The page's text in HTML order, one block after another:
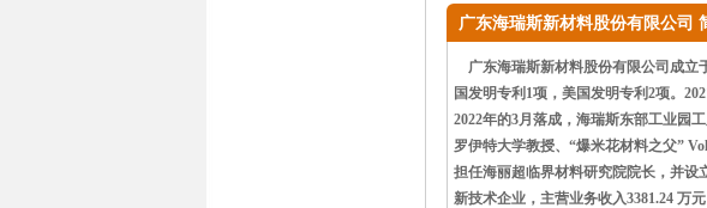
广东海瑞斯新材料股份有限公司
广东海瑞斯新材料股份有限公司成立
国发明专利1项，美国发明专利2项。
2022年的3月落成，海瑞斯东部工业园
罗伊特大学教授、“爆米花材料之父”
担任海丽超临界材料研究院院长，并设
新技术企业，主营业务收入3381.24 万